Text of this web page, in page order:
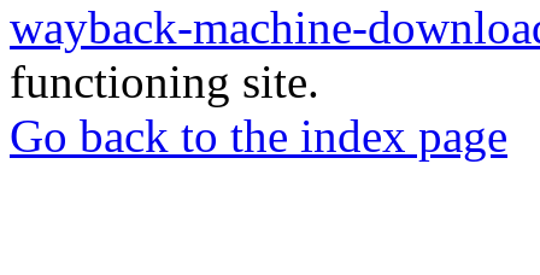
wayback-machine-
functioning site.
Go back to the index page